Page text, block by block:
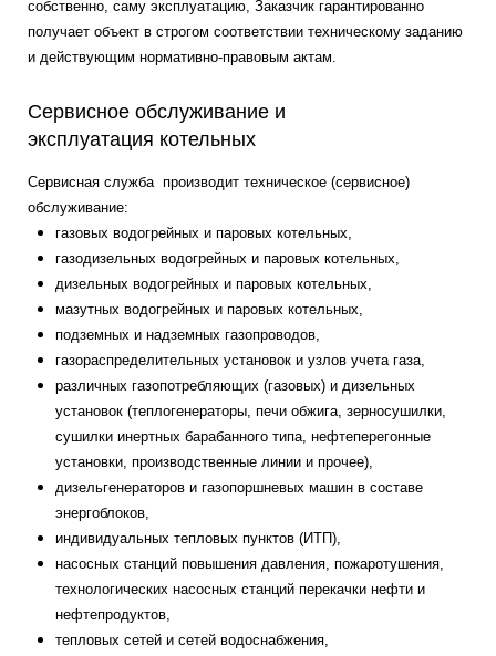
собственно, саму эксплуатацию, Заказчик гарантированно
получает объект в строгом соответствии техническому заданию
и действующим нормативно-правовым актам.
Сервисное обслуживание и
эксплуатация котельных
Сервисная служба производит техническое (сервисное)
обслуживание:
газовых водогрейных и паровых котельных,
газодизельных водогрейных и паровых котельных,
дизельных водогрейных и паровых котельных,
мазутных водогрейных и паровых котельных,
подземных и надземных газопроводов,
газораспределительных установок и узлов учета газа,
различных газопотребляющих (газовых) и дизельных
установок (теплогенераторы, печи обжига, зерносушилки,
сушилки инертных барабанного типа, нефтеперегонные
установки, производственные линии и прочее),
дизельгенераторов и газопоршневых машин в составе
энергоблоков,
индивидуальных тепловых пунктов (ИТП),
насосных станций повышения давления, пожаротушения,
технологических насосных станций перекачки нефти и
нефтепродуктов,
тепловых сетей и сетей водоснабжения,